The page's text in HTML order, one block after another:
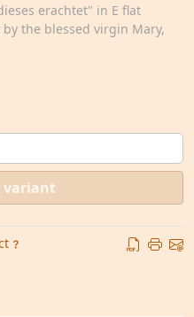
erachtet" in E flat
the blessed virgin Mary,
variant